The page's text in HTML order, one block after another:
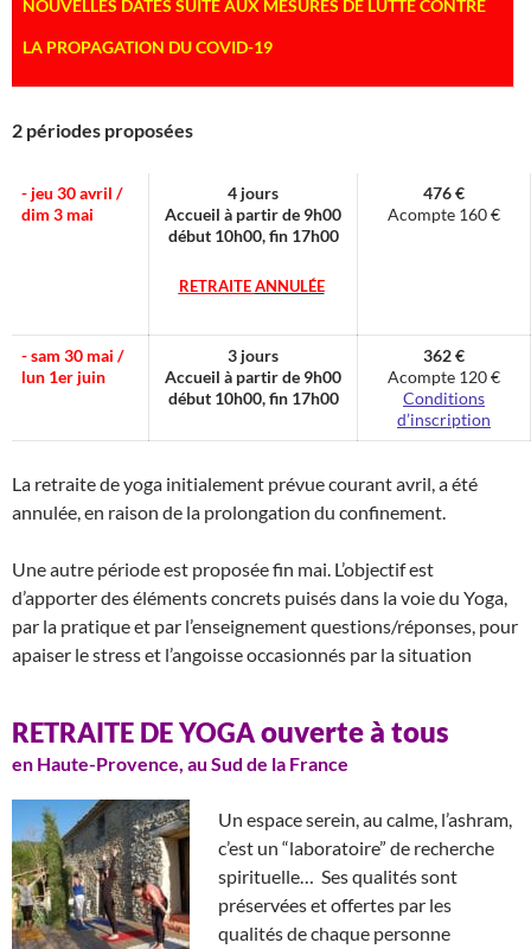
NOUVELLES DATES SUITEAUX MESURES DE LUTTECONTRE
LA PROPAGATION DUCOVID-19
2 périodes proposées
- jeu 30 avril /
dim 3 mai
4 jours
Accueil à partir de 9h00
début 10h00, fin 17h00
RETRAITE ANNULÉE
476 €
Acompte 160 €
- sam 30 mai /
lun 1er juin
3 jours
Accueil à partir de 9h00
début 10h00, fin 17h00
362 €
Acompte 120 €
Conditions
d’inscription
La retraite de yoga initialement prévue courant avril, a été
annulée, en raison de la prolongation du confinement.
Une autre période est proposée fin mai. L’objectif est
d’apporter des éléments concrets puisés dans la voie du Yoga,
par la pratique et par l’enseignement questions/réponses, pour
apaiser le stress et l’angoisse occasionnés par la situation
RETRAITE DEYOGAouverte à tous
en Haute-Provence, au Sud de la France
Un espace serein, au calme, l’ashram,
c’est un “laboratoire” de recherche
spirituelle… Ses qualités sont
préservées et offertes par les
qualités de chaque personne